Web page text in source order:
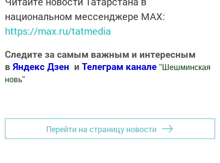
национальном мессенджере MАХ:
https://max.ru/tatmedia
Следите за самым важным и интересным
в Яндекс Дзен и Телеграм канале " Шешминская
новь"
Перейти на страницу новости